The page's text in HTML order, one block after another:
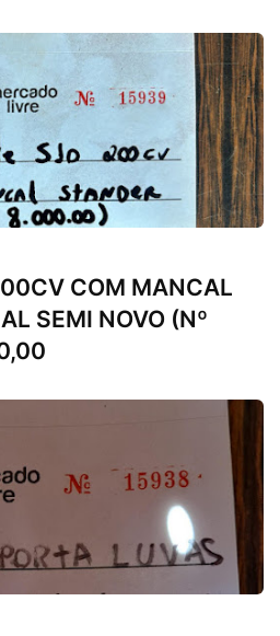
COM MANCAL
SEMI NOVO (Nº